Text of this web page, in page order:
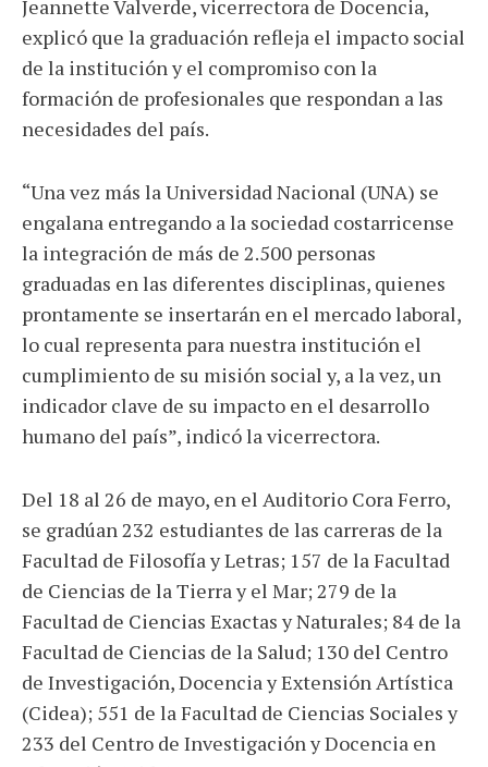
Jeannette Valverde, vicerrectora de Docencia,
explicó que la graduación refleja el impacto social
de la institución y el compromiso con la
formación de profesionales que respondan a las
necesidades del país.
“Una vez más la Universidad Nacional (UNA) se
engalana entregando a la sociedad costarricense
la integración de más de 2.500 personas
graduadas en las diferentes disciplinas, quienes
prontamente se insertarán en el mercado laboral,
lo cual representa para nuestra institución el
cumplimiento de su misión social y, a la vez, un
indicador clave de su impacto en el desarrollo
humano del país”, indicó la vicerrectora.
Del 18 al 26 de mayo, en el Auditorio Cora Ferro,
se gradúan 232 estudiantes de las carreras de la
Facultad de Filosofía y Letras; 157 de la Facultad
de Ciencias de la Tierra y el Mar; 279 de la
Facultad de Ciencias Exactas y Naturales; 84 de la
Facultad de Ciencias de la Salud; 130 del Centro
de Investigación, Docencia y Extensión Artística
(Cidea); 551 de la Facultad de Ciencias Sociales y
233 del Centro de Investigación y Docencia en